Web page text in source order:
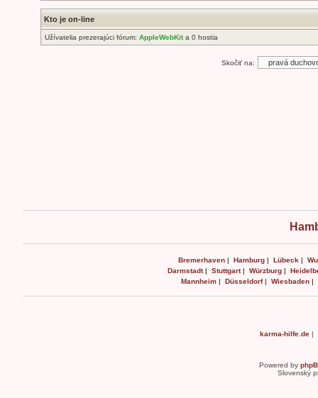
Kto je on-line
Užívatelia prezerajúci fórum: AppleWebKita 0 hostia
Skočiť na:
Bremerhaven | Hamburg | Lübeck |
Darmstadt| Stuttgart| Würzburg|
Mannheim | Düsseldorf| Wiesbaden |
karma-hilfe.de|
Powered by
Slovenský